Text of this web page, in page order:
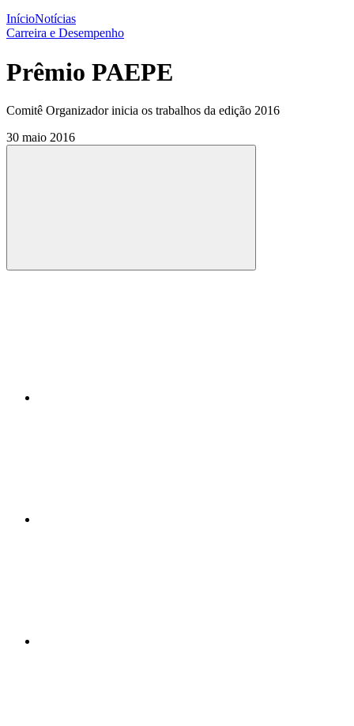
InícioNotícias
Carreira e Desempenho
Prêmio PAEPE
Comitê Organizador inicia os trabalhos da edição 2016
30 maio 2016
Compartilhar